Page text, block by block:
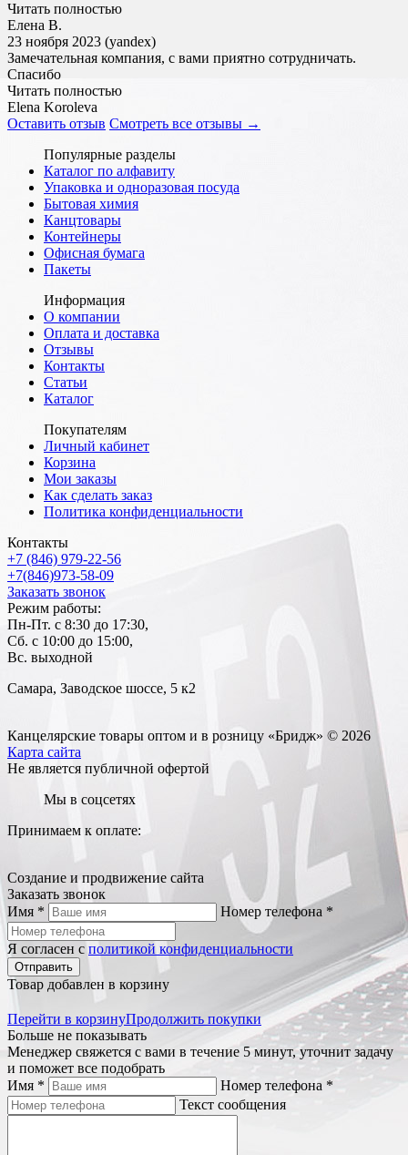
Читать полностью
Елена В.
23 ноября 2023 (yandex)
Замечательная компания, с вами приятно сотрудничать.
Спасибо
Читать полностью
Elena Koroleva
Оставить отзыв Смотреть все отзывы →
Популярные разделы
Каталог по алфавиту
Упаковка и одноразовая посуда
Бытовая химия
Канцтовары
Контейнеры
Офисная бумага
Пакеты
Информация
О компании
Оплата и доставка
Отзывы
Контакты
Статьи
Каталог
Покупателям
Личный кабинет
Корзина
Мои заказы
Как сделать заказ
Политика конфиденциальности
Контакты
+7 (846) 979-22-56
+7(846)973-58-09
Заказать звонок
Режим работы:
Пн-Пт. с 8:30 до 17:30,
Сб. с 10:00 до 15:00,
Вс. выходной
Самара, Заводское шоссе, 5 к2
Канцелярские товары оптом и в розницу «Бридж» © 2026
Карта сайта
Не является публичной офертой
Мы в соцсетях
Принимаем к оплате:
Создание и продвижение сайта
Заказать звонок
Имя *
Номер телефона *
Я согласен с политикой конфиденциальности
Отправить
Товар добавлен в корзину
Перейти в корзинуПродолжить покупки
Больше не показывать
Менеджер свяжется с вами в течение 5 минут, уточнит задачу
и поможет все подобрать
Имя *
Номер телефона *
Текст сообщения